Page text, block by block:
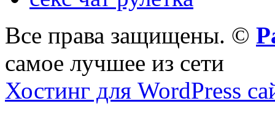
Все права защищены. ©
самое лучшее из сети
Хостинг для WordPress